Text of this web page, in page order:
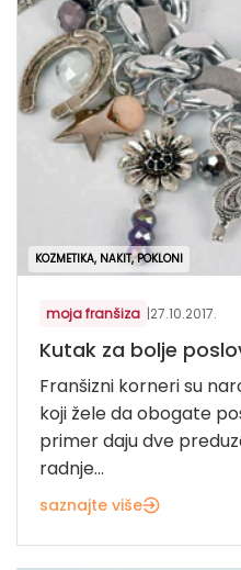
KOZMETIKA, NAKIT, POKLONI
moja franšiza |27.10.2017.
Kutak za bolje
Franšizni korneri su
koji žele da obogate
primer daju dve
radnje...
saznajte više